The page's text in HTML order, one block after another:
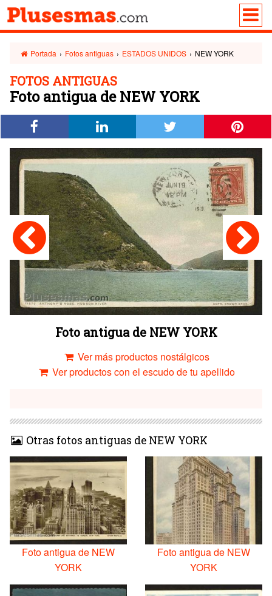
Portada › Fotos antiguas › ESTADOS UNIDOS › NEW YORK
FOTOS ANTIGUAS
Foto antigua de NEW YORK
Foto antigua de NEW YORK
Ver más productos nostálgicos
Ver productos con el escudo de tu apellido
Otras fotos antiguas de NEW YORK
Foto antigua de NEW
YORK
Foto antigua de NEW
YORK